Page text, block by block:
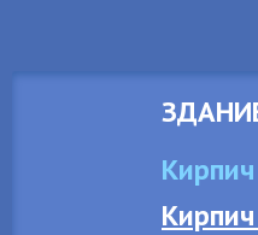
Кирпич